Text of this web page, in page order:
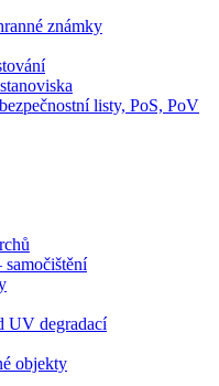
známky
listy, PoS, PoV
UV degradací
objekty